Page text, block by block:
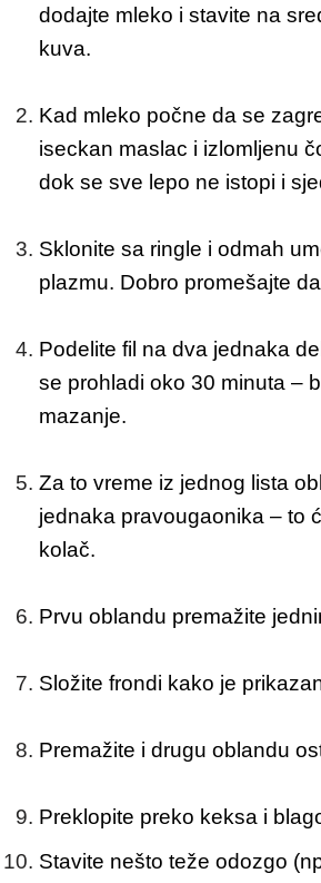
dodajte mleko i stavite na
kuva.
Kad mleko počne da se
iseckan maslac i izlomljenu
dok se sve lepo ne istopi i
Sklonite sa ringle i odmah
plazmu. Dobro promešajte
Podelite fil na dva jednaka
se prohladi oko 30 minuta –
mazanje.
Za to vreme iz jednog lista
jednaka pravougaonika – to
kolač.
Prvu oblandu premažite
Složite frondi kako je
Premažite i drugu oblandu
Preklopite preko keksa i
Stavite nešto teže odozgo